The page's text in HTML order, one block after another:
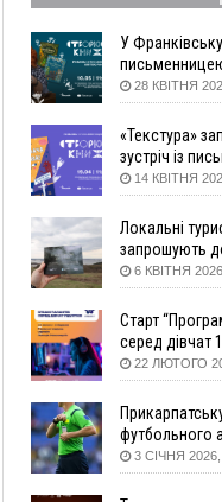
Вчора
19:52
У Франківську
без відкритої
пошукового
18:11
СБС за дві доби
окупованих
17:20
Українці подали
університетів. Які
16:43
Зарплати на
16:14
Франківець, який
заставу та був
15:54
Прикарпатець
поліції про
пенсію
14:59
У Болгарії
У
говоритимуть
28 КВІТНЯ
«Текстура»
зустріч із
Анною Повх
14 КВІТНЯ
Локальні
запрошують
«Подорож до
6 КВІТНЯ
Старт
серед дівчат
22 ЛЮТОГО
футбольного
3 СІЧНЯ 2026,